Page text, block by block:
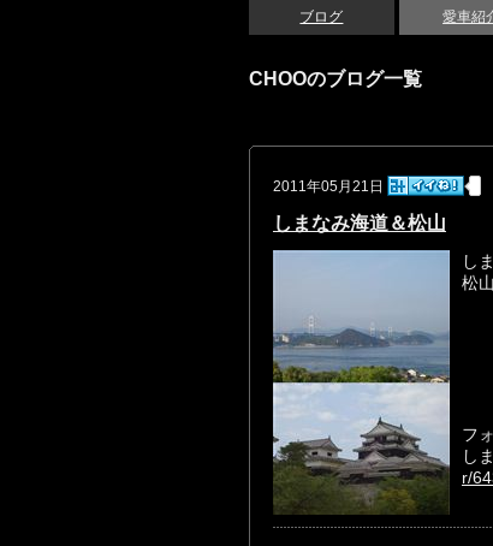
ブログ 愛車紹
CHOOのブログ一覧
2011年05月21日
しまなみ海道＆松山
し
松
フ
し
r/